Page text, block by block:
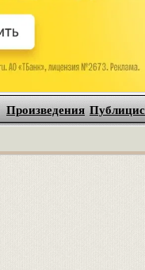
Произведения